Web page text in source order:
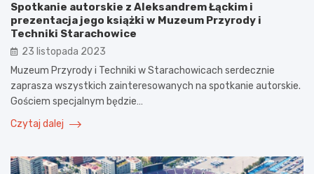
Spotkanie autorskie z Aleksandrem Łąckim i
prezentacja jego książki w Muzeum Przyrody i
Techniki Starachowice
23 listopada 2023
Muzeum Przyrody i Techniki w Starachowicach serdecznie
zaprasza wszystkich zainteresowanych na spotkanie autorskie.
Gościem specjalnym będzie…
Czytaj dalej